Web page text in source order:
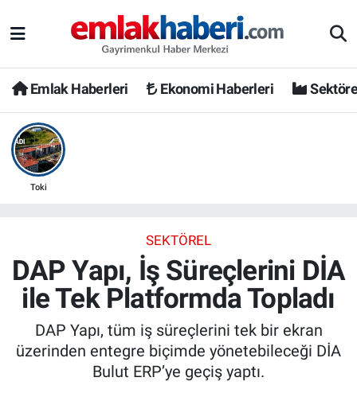
Emlak Haberleri Ekonomi Haberleri
Toki
SEKTÖREL
DAP Yapı, İş Süreçlerini DİA
ile Tek Platformda Topladı
DAP Yapı, tüm iş süreçlerini tek bir ekran
üzerinden entegre biçimde yönetebileceği DİA
Bulut ERP’ye geçiş yaptı.